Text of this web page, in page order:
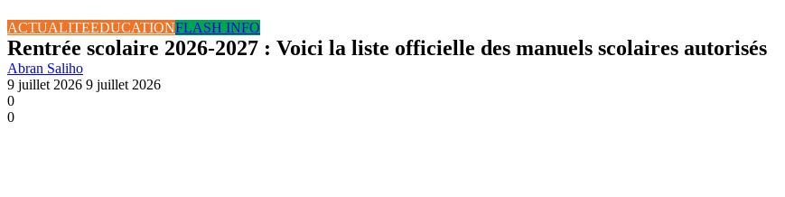
ACTUALITEEDUCATIONFLASH INFO
Rentrée scolaire 2026-2027 : Voici la liste officielle des manuels scolaires autorisés
Abran Saliho
9 juillet 2026 9 juillet 2026
0
0